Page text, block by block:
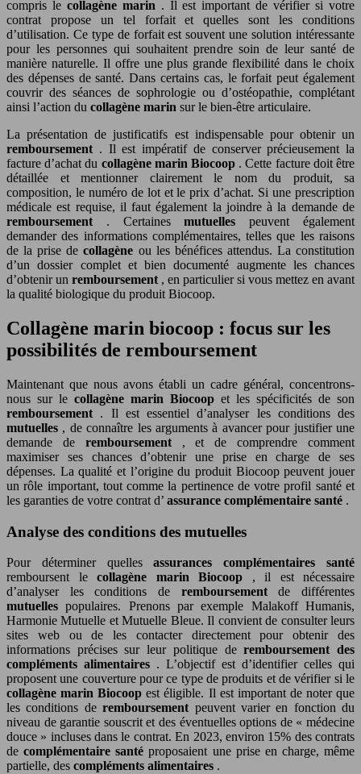
compris le collagène marin . Il est important de vérifier si votre
contrat propose un tel forfait et quelles sont les conditions
d’utilisation. Ce type de forfait est souvent une solution intéressante
pour les personnes qui souhaitent prendre soin de leur santé de
manière naturelle. Il offre une plus grande flexibilité dans le choix
des dépenses de santé. Dans certains cas, le forfait peut également
couvrir des séances de sophrologie ou d’ostéopathie, complétant
ainsi l’action du collagène marin sur le bien-être articulaire.
La présentation de justificatifs est indispensable pour obtenir un
remboursement . Il est impératif de conserver précieusement la
facture d’achat du collagène marin Biocoop . Cette facture doit être
détaillée et mentionner clairement le nom du produit, sa
composition, le numéro de lot et le prix d’achat. Si une prescription
médicale est requise, il faut également la joindre à la demande de
remboursement . Certainesmutuellespeuvent également
demander des informations complémentaires, telles que les raisons
de la prise decollagène ou les bénéfices attendus. La constitution
d’un dossier complet et bien documenté augmente les chances
d’obtenir un remboursement , en particulier si vous mettez en avant
la qualité biologique du produit Biocoop.
Collagène marin biocoop : focus sur les
possibilités de remboursement
Maintenant que nous avons établi un cadre général, concentrons-
nous sur le collagène marin Biocoop et les spécificités de son
remboursement . Il est essentiel d’analyser les conditions des
mutuelles , de connaître les arguments à avancer pour justifier une
demande de remboursement , et de comprendre comment
maximiser ses chances d’obtenir une prise en charge de ses
dépenses. La qualité et l’origine du produit Biocoop peuvent jouer
un rôle important, tout comme la pertinence de votre profil santé et
les garanties de votre contrat d’ assurance complémentaire santé .
Analyse des conditions des mutuelles
Pour déterminer quellesassurances complémentaires santé
remboursent le collagène marin Biocoop , il est nécessaire
d’analyser les conditions de remboursementde différentes
mutuellespopulaires. Prenons par exemple Malakoff Humanis,
Harmonie Mutuelle et Mutuelle Bleue. Il convient de consulter leurs
sites web ou de les contacter directement pour obtenir des
informations précises sur leur politique deremboursement des
compléments alimentaires . L’objectif est d’identifier celles qui
proposent une couverture pour ce type de produits et de vérifier si le
collagène marin Biocoopest éligible. Il est important de noter que
les conditions deremboursement peuvent varier en fonction du
niveau de garantie souscrit et des éventuelles options de « médecine
douce » incluses dans le contrat. En 2023, environ 15% des contrats
decomplémentaire santéproposaient une prise en charge, même
partielle, des compléments alimentaires .